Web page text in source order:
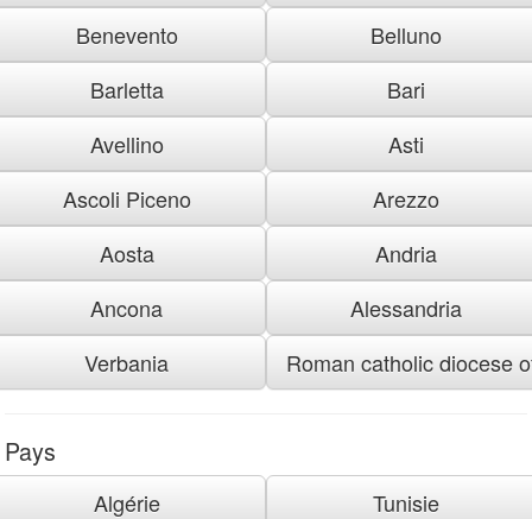
Benevento
Belluno
Barletta
Bari
Avellino
Asti
Ascoli Piceno
Arezzo
Aosta
Andria
Ancona
Alessandria
Verbania
Roman catholic diocese
Pays
Algérie
Tunisie